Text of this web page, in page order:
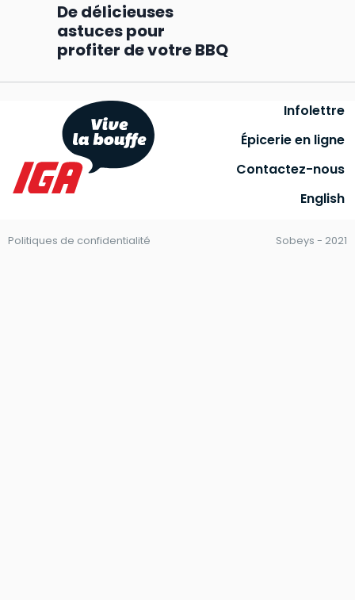
De délicieuses
astuces pour
profiter de votre BBQ
Infolettre
Épicerie en ligne
Contactez-nous
English
Sobeys - 2021
Politiques de confidentialité